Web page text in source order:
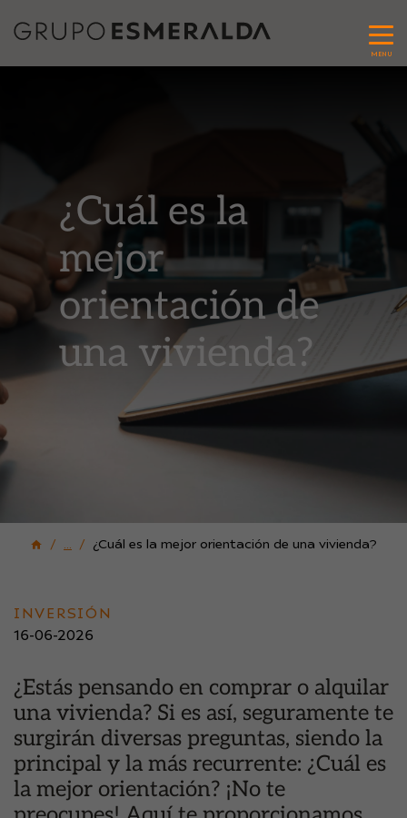
MENU
¿Cuál es la
mejor
orientación de
una vivienda?
... ¿Cuál es la mejor orientación de una vivienda?
INVERSIÓN
16-06-2026
¿Estás pensando en comprar o alquilar
una vivienda? Si es así, seguramente te
surgirán diversas preguntas, siendo la
principal y la más recurrente: ¿Cuál es
la mejor orientación? ¡No te